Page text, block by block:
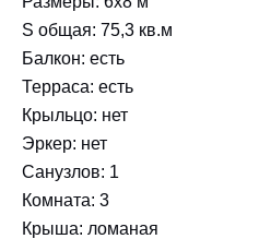
S общая: 75,3 кв.м
Балкон: есть
Терраса: есть
Крыльцо: нет
Эркер: нет
Санузлов: 1
Комната: 3
Крыша: ломаная